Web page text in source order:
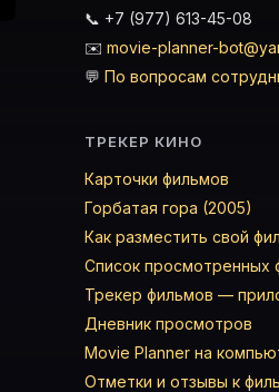
📞 +7 (977) 613-45-08
✉️ movie-planner-
💬 По вопросам
ТРЕКЕР КИНО
Карточки фильмов
Горбатая гора (2005)
Как разместить свой
Список просмотренных
Трекер фильмов —
Дневник просмотров
Movie Planner на
Отметки и отзывы к